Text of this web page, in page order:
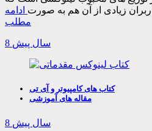
زیادی از آن هم به صورت ادامه
مطلب
8 سال پیش
کتاب های کامپیوتر و آی تی
مقاله های آموزشی
8 سال پیش